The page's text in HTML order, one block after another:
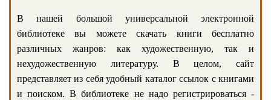
В нашей большой универсальной электронной
библиотеке вы можете скачать книги бесплатно
различных жанров: как художественную, так и
нехудожественную литературу. В целом, сайт
представляет из себя удобный каталог ссылок с книгами
и поиском. В библиотеке не надо регистрироваться -